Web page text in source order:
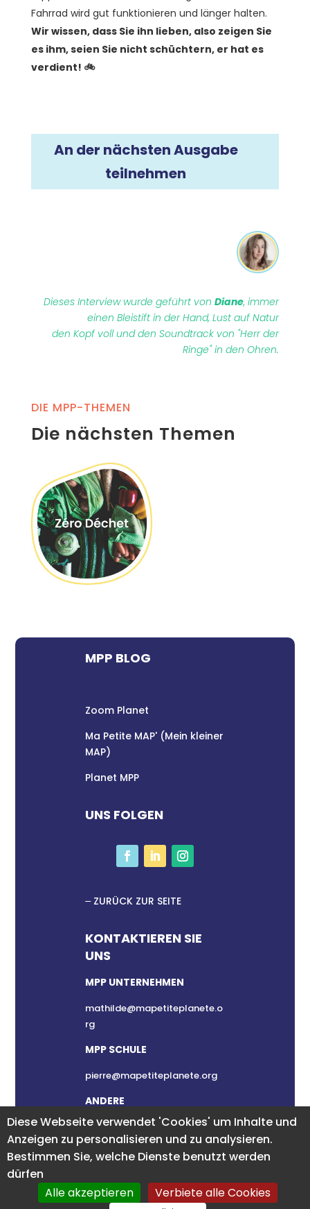
Fahrrad wird gut funktionieren und länger halten.
Wir wissen, dass Sie ihn lieben, also zeigen Sie
es ihm, seien Sie nicht schüchtern, er hat es
verdient! 🚲
An der nächsten Ausgabe
teilnehmen
Dieses Interview wurde geführt vonDiane,immer
einen Bleistift in der Hand, Lust auf Natur
den Kopf vollund den Soundtrack von "Herr der
Ringe" in den Ohren.
DIE MPP-THEMEN
Die nächsten Themen
MPP BLOG
Zoom Planet
Ma Petite MAP' (Mein kleiner
MAP)
Planet MPP
UNS FOLGEN
ZURÜCK ZUR SEITE
KONTAKTIEREN SIE
UNS
MPP UNTERNEHMEN
mathilde@mapetiteplanete.o
rg
MPP SCHULE
pierre@mapetiteplanete.org
ANDERE
clement@mapetiteplanete.or
g
Diese Webseite verwendet 'Cookies' um Inhalte und
Anzeigen zu personalisieren und zu analysieren.
Bestimmen Sie, welche Dienste benutzt werden
dürfen
Alle akzeptieren
Verbiete alle Cookies